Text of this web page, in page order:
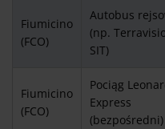
Fiumicino
(FCO)
Autobus
(np.
SIT)
Fiumicino
(FCO)
Pociąg
Express
(bezpośredni)